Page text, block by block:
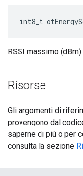
int8_t
RSSI massimo (dBm)
Risorse
Gli argomenti di
provengono dal
saperne di più o per
consulta la sezione